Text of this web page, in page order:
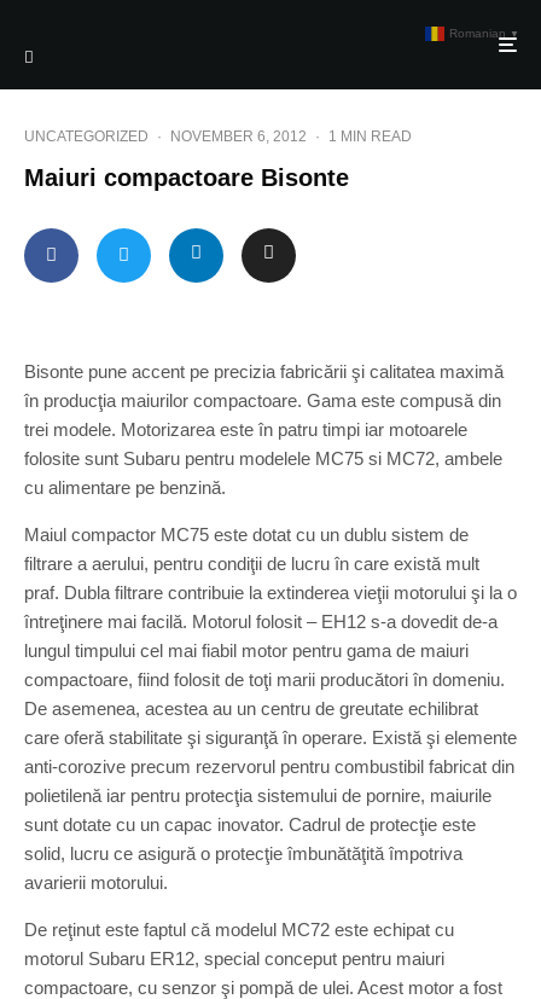
UNCATEGORIZED · NOVEMBER 6, 2012 · 1 MIN READ
Maiuri compactoare Bisonte
Bisonte pune accent pe precizia fabricării şi calitatea maximă
în producţia maiurilor compactoare. Gama este compusă din
trei modele. Motorizarea este în patru timpi iar motoarele
folosite sunt Subaru pentru modelele MC75 si MC72, ambele
cu alimentare pe benzină.
Maiul compactor MC75 este dotat cu un dublu sistem de
filtrare a aerului, pentru condiţii de lucru în care există mult
praf. Dubla filtrare contribuie la extinderea vieţii motorului şi la o
întreţinere mai facilă. Motorul folosit – EH12 s-a dovedit de-a
lungul timpului cel mai fiabil motor pentru gama de maiuri
compactoare, fiind folosit de toţi marii producători în domeniu.
De asemenea, acestea au un centru de greutate echilibrat
care oferă stabilitate şi siguranţă în operare. Există şi elemente
anti-corozive precum rezervorul pentru combustibil fabricat din
polietilenă iar pentru protecţia sistemului de pornire, maiurile
sunt dotate cu un capac inovator. Cadrul de protecţie este
solid, lucru ce asigură o protecţie îmbunătăţită împotriva
avarierii motorului.
De reţinut este faptul că modelul MC72 este echipat cu
motorul Subaru ER12, special conceput pentru maiuri
compactoare, cu senzor şi pompă de ulei. Acest motor a fost
Romanian ▼